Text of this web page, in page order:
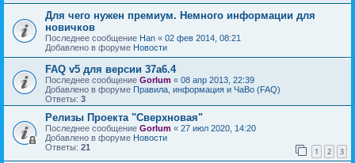
Для чего нужен премиум. Немного информации для
новичков
Последнее сообщение Han « 02 фев 2014, 08:21
Добавлено в форуме Новости
FAQ v5 для версии 37a6.4
Последнее сообщение Gorlum « 08 апр 2013, 22:39
Добавлено в форуме Правила, информация и ЧаВо (FAQ)
Ответы: 3
Релизы Проекта "Сверхновая"
Последнее сообщение Gorlum « 27 июл 2020, 14:20
Добавлено в форуме Новости
Ответы: 21 1 2 3